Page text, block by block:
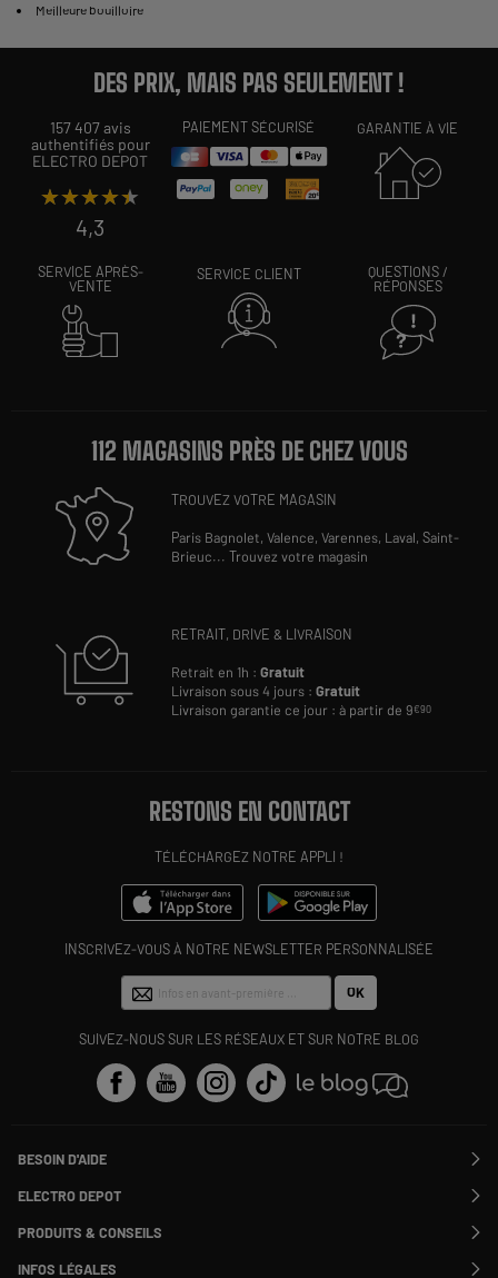
Meilleure bouilloire
DES PRIX, MAIS PAS SEULEMENT !
157 407 avis
authentifiés pour
ELECTRO DEPOT
★★★★★
★★★★★
4,3
PAIEMENT SÉCURISÉ GARANTIE À VIE
SERVICE APRÈS-
VENTE
SERVICE CLIENT
QUESTIONS /
RÉPONSES
112 MAGASINS PRÈS DE CHEZ VOUS
TROUVEZ VOTRE MAGASIN
Paris Bagnolet,Valence,Varennes, Laval,Saint-
Brieuc...Trouvez votre magasin
RETRAIT, DRIVE & LIVRAISON
Retrait en 1h :Gratuit
Livraison sous 4 jours :Gratuit
Livraison garantie ce jour : à partir de 9€90
RESTONS EN CONTACT
TÉLÉCHARGEZ NOTRE APPLI !
INSCRIVEZ-VOUS À NOTRE NEWSLETTER PERSONNALISÉE
OK
SUIVEZ-NOUS SUR LES RÉSEAUX ET SUR NOTRE BLOG
BESOIN D'AIDE
Suivre ma commande
Modifier ou annuler ma commande
SAV
Payer en plusieurs fois
ELECTRO DEPOT
Rejoignez-nous !
PRODUITS & CONSEILS
Nos marques
INFOS LÉGALES